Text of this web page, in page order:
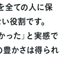
全ての人に保
役割です。
った」と実感で
かさは得られ